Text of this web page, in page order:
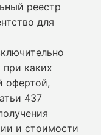
реестр
для
каких
офертой,
437
и стоимости